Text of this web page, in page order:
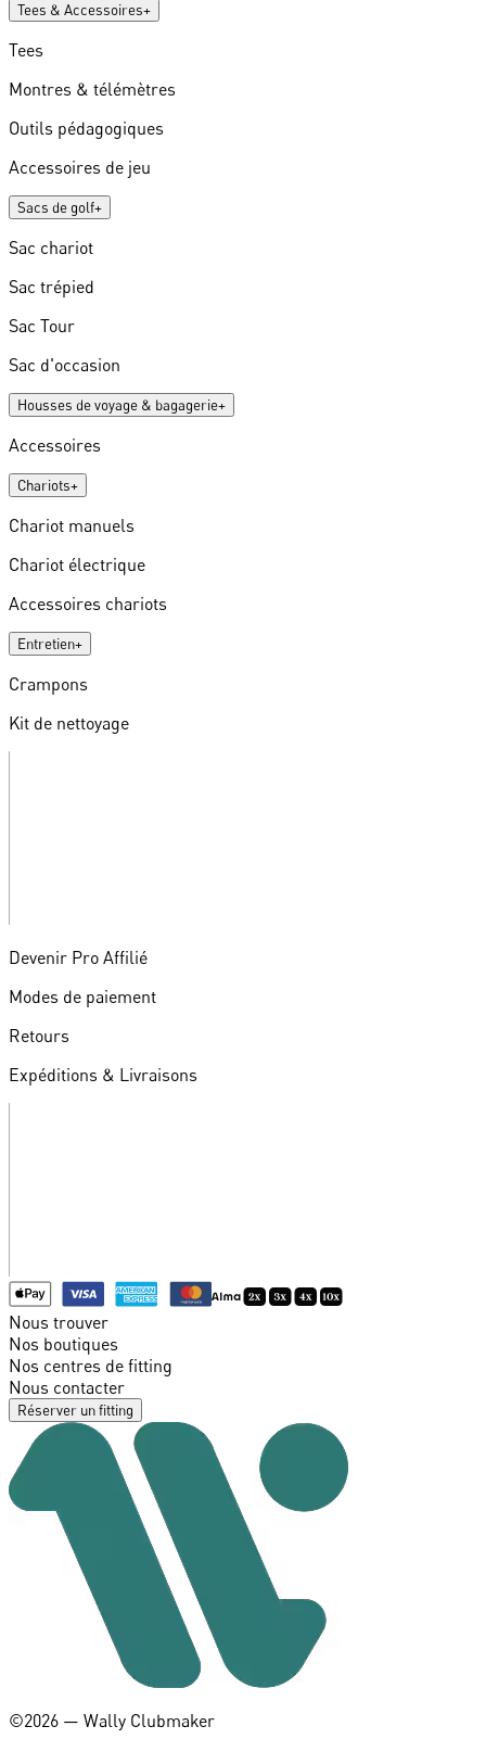
Tees & Accessoires+
Tees
Montres & télémètres
Outils pédagogiques
Accessoires de jeu
Sacs de golf+
Sac chariot
Sac trépied
Sac Tour
Sac d'occasion
Housses de voyage & bagagerie+
Accessoires
Chariots+
Chariot manuels
Chariot électrique
Accessoires chariots
Entretien+
Crampons
Kit de nettoyage
Devenir Pro Affilié
Modes de paiement
Retours
Expéditions & Livraisons
Nous trouver
Nos boutiques
Nos centres de fitting
Nous contacter
Réserver un fitting
©️2026 — Wally Clubmaker